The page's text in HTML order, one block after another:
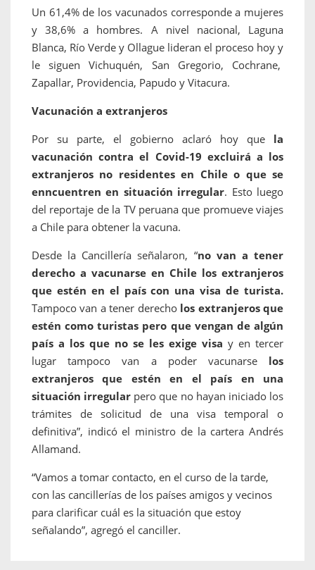
Un 61,4% de los vacunados corresponde a mujeres
y 38,6% a hombres. A nivel nacional, Laguna
Blanca, Río Verde y Ollague lideran el proceso hoy y
le siguen Vichuquén, San Gregorio, Cochrane,
Zapallar, Providencia, Papudo y Vitacura.
Vacunación a extranjeros
Por su parte, el gobierno aclaró hoy que la
vacunación contra el Covid-19 excluirá a los
extranjeros no residentes en Chile o que se
enncuentren en situación irregular. Esto luego
del reportaje de la TV peruana que promueve viajes
a Chile para obtener la vacuna.
Desde la Cancillería señalaron, “no van a tener
derecho a vacunarse en Chile los extranjeros
que estén en el país con una visa de turista.
Tampoco van a tener derecho los extranjeros que
estén como turistas pero que vengan de algún
país a los que no se les exige visa y en tercer
lugar tampoco van a poder vacunarse los
extranjeros que estén en el país en una
situación irregular pero que no hayan iniciado los
trámites de solicitud de una visa temporal o
definitiva”, indicó el ministro de la cartera Andrés
Allamand.
“Vamos a tomar contacto, en el curso de la tarde,
con las cancillerías de los países amigos y vecinos
para clarificar cuál es la situación que estoy
señalando”, agregó el canciller.